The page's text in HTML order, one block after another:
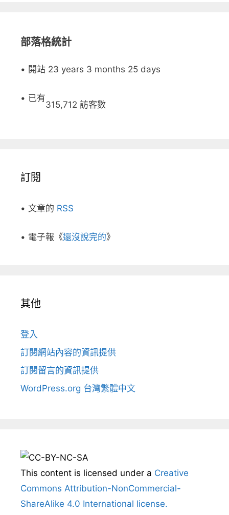
部落格統計
• 開站 23 years 3 months 25 days
• 已有
315,712 訪客數
訂閱
• 文章的 RSS
• 電子報《還沒說完的》
其他
登入
訂閱網站內容的資訊提供
訂閱留言的資訊提供
WordPress.org 台灣繁體中文
This content is licensed under a Creative
Commons Attribution-NonCommercial-
ShareAlike 4.0 International license.